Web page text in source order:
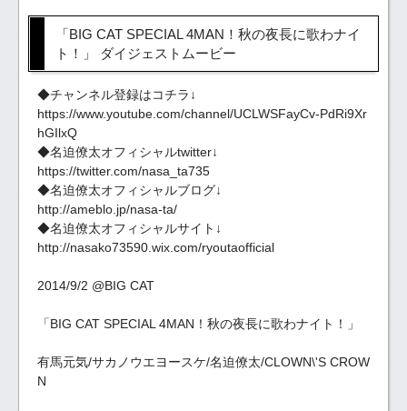
「BIG CAT SPECIAL 4MAN！秋の夜長に歌わナイ
ト！」 ダイジェストムービー
◆チャンネル登録はコチラ↓
https://www.youtube.com/channel/UCLWSFayCv-PdRi9Xr
hGIlxQ
◆名迫僚太オフィシャルtwitter↓
https://twitter.com/nasa_ta735
◆名迫僚太オフィシャルブログ↓
http://ameblo.jp/nasa-ta/
◆名迫僚太オフィシャルサイト↓
http://nasako73590.wix.com/ryoutaofficial
2014/9/2 @BIG CAT
「BIG CAT SPECIAL 4MAN！秋の夜長に歌わナイト！」
有馬元気/サカノウエヨースケ/名迫僚太/CLOWN\'S CROW
N